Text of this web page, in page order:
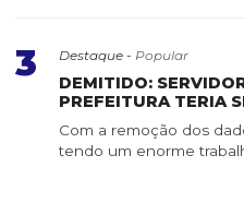
3 Destaque - Popular
DEMITIDO:
PREFEITURA TERIA
SERVIDOR DE
Com a remoção dos
tendo um enorme